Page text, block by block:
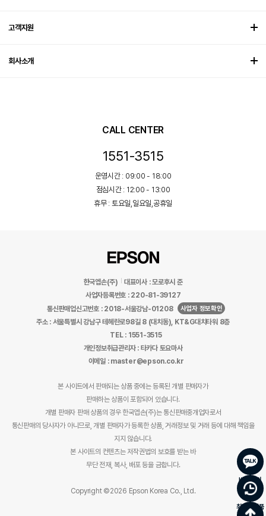
고객지원
회사소개
CALL CENTER
1551-3515
운영시간 : 09:00 - 18:00
점심시간 : 12:00 - 13:00
휴무 : 토요일,일요일,공휴일
한국엡손(주)
대표이사 : 모로후시 준
사업자등록번호 : 220-81-39127
통신판매업신고번호 : 2018-서울강남-01208
사업자 정보확인
주소 : 서울특별시 강남구 테헤란로98길 8 (대치동), KT&G대치타워 8층
TEL : 1551-3515
개인정보취급관리자 : 타카다 토요마사
이메일 : master@epson.co.kr
본 사이트에서 판매되는 상품 중에는 등록된 개별 판매자가
판매하는 상품이 포함되어 있습니다.
개별 판매자 판매 상품의 경우 한국엡손(주)는 통신판매중개업자로서
통신판매의 당사자가 아니므로, 개별 판매자가 등록한 상품, 거래정보 및 거래 등에 대해 책임을
지지 않습니다.
본 사이트의 컨텐츠는 저작권법의 보호를 받는 바
무단 전재, 복사, 배포 등을 금합니다.
Copyright ©2026 Epson Korea Co., Ltd.
바로문의
최근 본 상품